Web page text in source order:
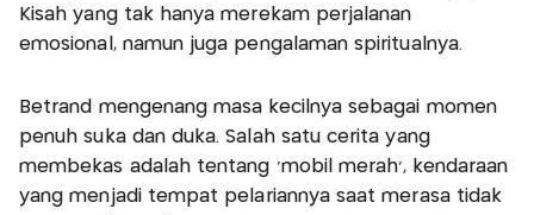
Kisah yang tak hanya merekam perjalanan
emosional, namun juga pengalaman spiritualnya.
Betrand mengenang masa kecilnya sebagai momen
penuh suka dan duka. Salah satu cerita yang
membekas adalah tentang ‘mobil merah’, kendaraan
yang menjadi tempat pelariannya saat merasa tidak